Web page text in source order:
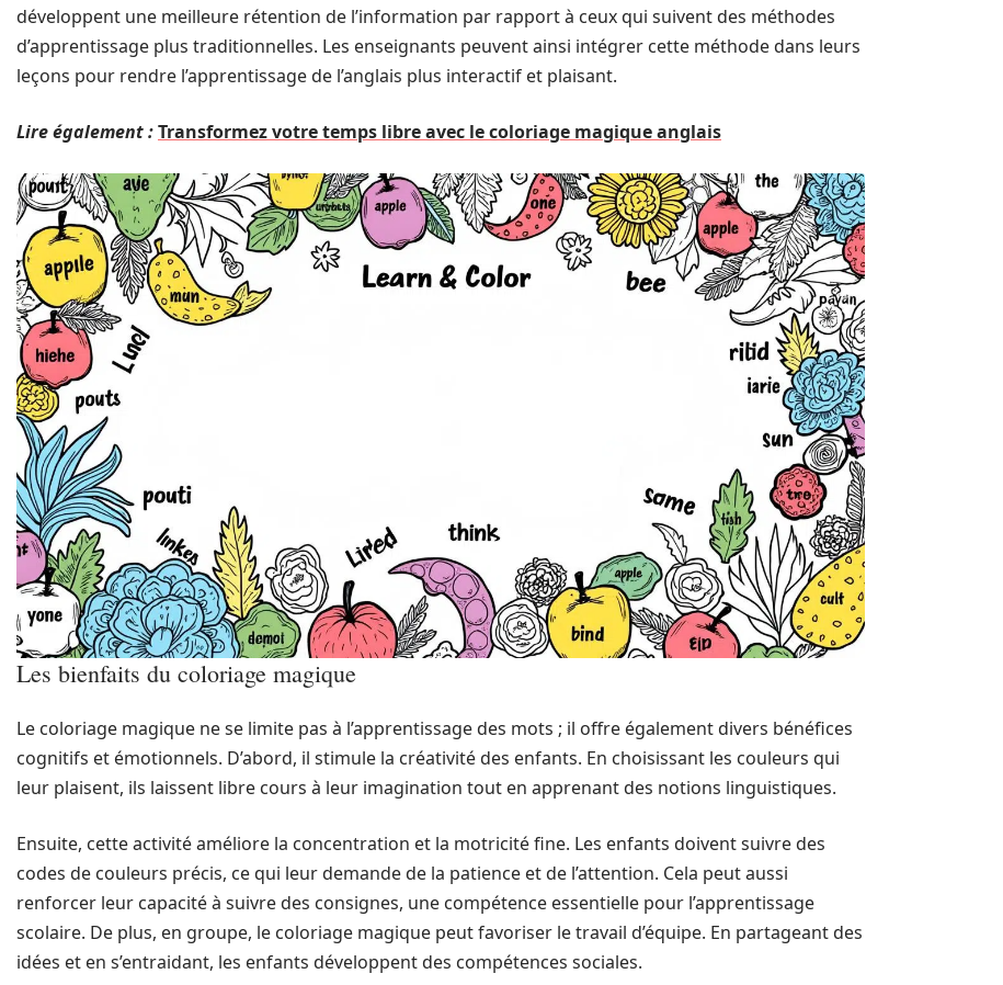
développent une meilleure rétention de l’information par rapport à ceux qui suivent des méthodes
d’apprentissage plus traditionnelles. Les enseignants peuvent ainsi intégrer cette méthode dans leurs
leçons pour rendre l’apprentissage de l’anglais plus interactif et plaisant.
Lire également :Transformez votre temps libre avec le coloriage magique anglais
Les bienfaits du coloriage magique
Le coloriage magique ne se limite pas à l’apprentissage des mots ; il offre également divers bénéfices
cognitifs et émotionnels. D’abord, il stimule la créativité des enfants. En choisissant les couleurs qui
leur plaisent, ils laissent libre cours à leur imagination tout en apprenant des notions linguistiques.
Ensuite, cette activité améliore la concentration et la motricité fine. Les enfants doivent suivre des
codes de couleurs précis, ce qui leur demande de la patience et de l’attention. Cela peut aussi
renforcer leur capacité à suivre des consignes, une compétence essentielle pour l’apprentissage
scolaire. De plus, en groupe, le coloriage magique peut favoriser le travail d’équipe. En partageant des
idées et en s’entraidant, les enfants développent des compétences sociales.